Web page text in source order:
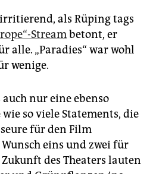
als Rüping tags
Streambetont, er
alle. „Paradies“ war wohl
wenige.
nur eine ebenso
so viele Statements, die
für den Film
eins und zwei für
des Theaters lauten